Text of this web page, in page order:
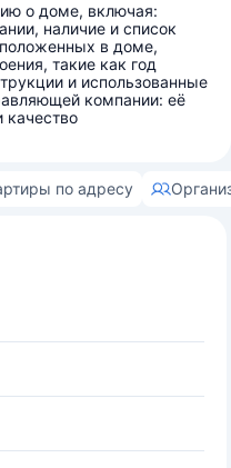
о доме, включая:
наличие и список
в доме,
такие как год
и использованные
компании: её
качество
по адресу